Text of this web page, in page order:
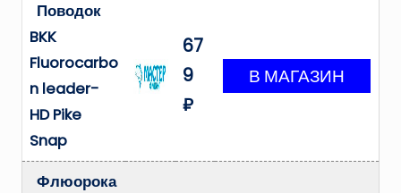
Поводок
BKK
Fluorocarbo
n leader-
HD Pike
Snap
67
9
₽
Флюорока